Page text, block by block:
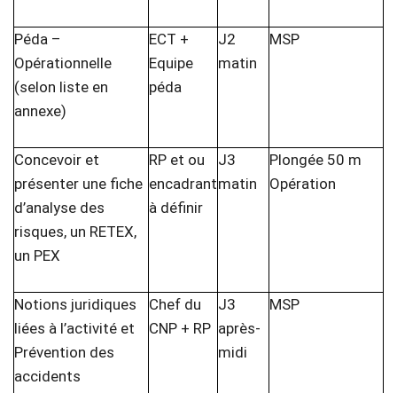
Péda –
Opérationnelle
(selon liste en
annexe)
ECT +
Equipe
péda
J2
matin
MSP
Concevoir et
présenter une fiche
d’analyse des
risques, un RETEX,
un PEX
RP et ou
encadrant
à définir
J3
matin
Plongée 50 m
Opération
Notions juridiques
liées à l’activité et
Prévention des
accidents
Chef du
CNP + RP
J3
après-
midi
MSP